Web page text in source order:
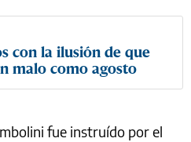
con la ilusión de que
malo como agosto
fue instruído por el